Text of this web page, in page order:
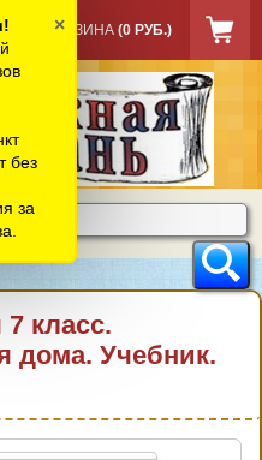
КОРЗИНА (0 РУБ.)
класс.
дома. Учебник.
без
за
×